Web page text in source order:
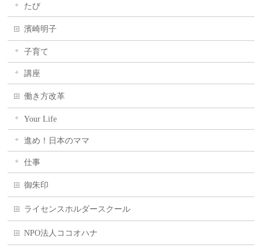
たび
濱崎明子
子育て
講座
働き方改革
Your Life
進め！日本のママ
仕事
御朱印
ライセンスホルダースクール
NPO法人ココオハナ